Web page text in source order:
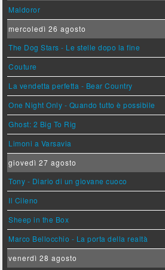
Maldoror
mercoledì 26 agosto
The Dog Stars - Le stelle dopo la fine
Couture
La vendetta perfetta - Bear Country
One Night Only - Quando tutto è possibile
Ghost: 2 Big To Rig
Limoni a Varsavia
giovedì 27 agosto
Tony - Diario di un giovane cuoco
Il Cileno
Sheep in the Box
Marco Bellocchio - La porta della realtà
venerdì 28 agosto